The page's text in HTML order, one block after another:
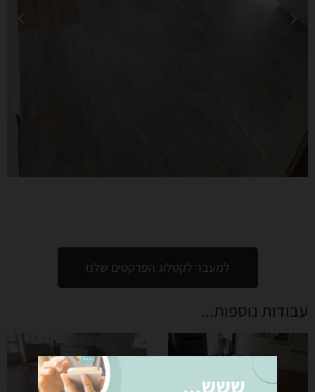
למעבר לקטלוג הפרקטים שלנו
עבודות נוספות...